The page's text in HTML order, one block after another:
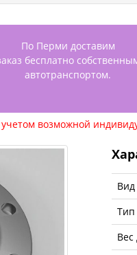
По Перми доставим
бесплатно
автотранспортом.
возможной
Вид
Тип
Вес